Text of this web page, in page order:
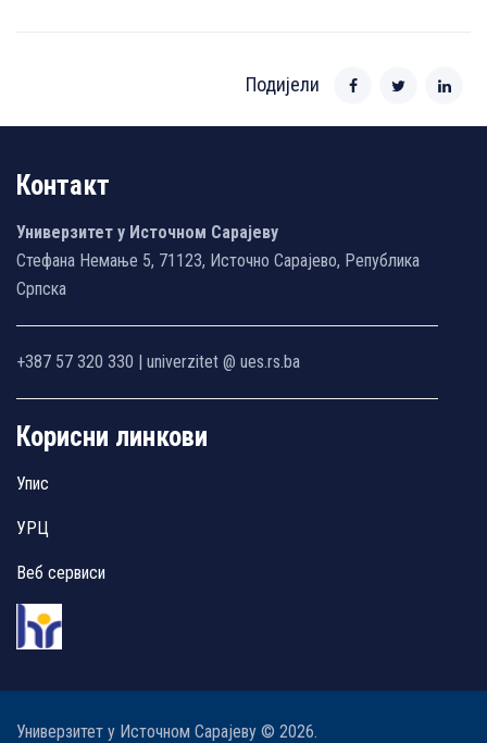
Подијели
Контакт
Универзитет у Источном Сарајеву
Стефана Немање 5, 71123, Источно Сарајево, Република
Српска
+387 57 320 330 | univerzitet @ ues.rs.ba
Корисни линкови
Упис
УРЦ
Веб сервиси
Универзитет у Источном Сарајеву © 2026.